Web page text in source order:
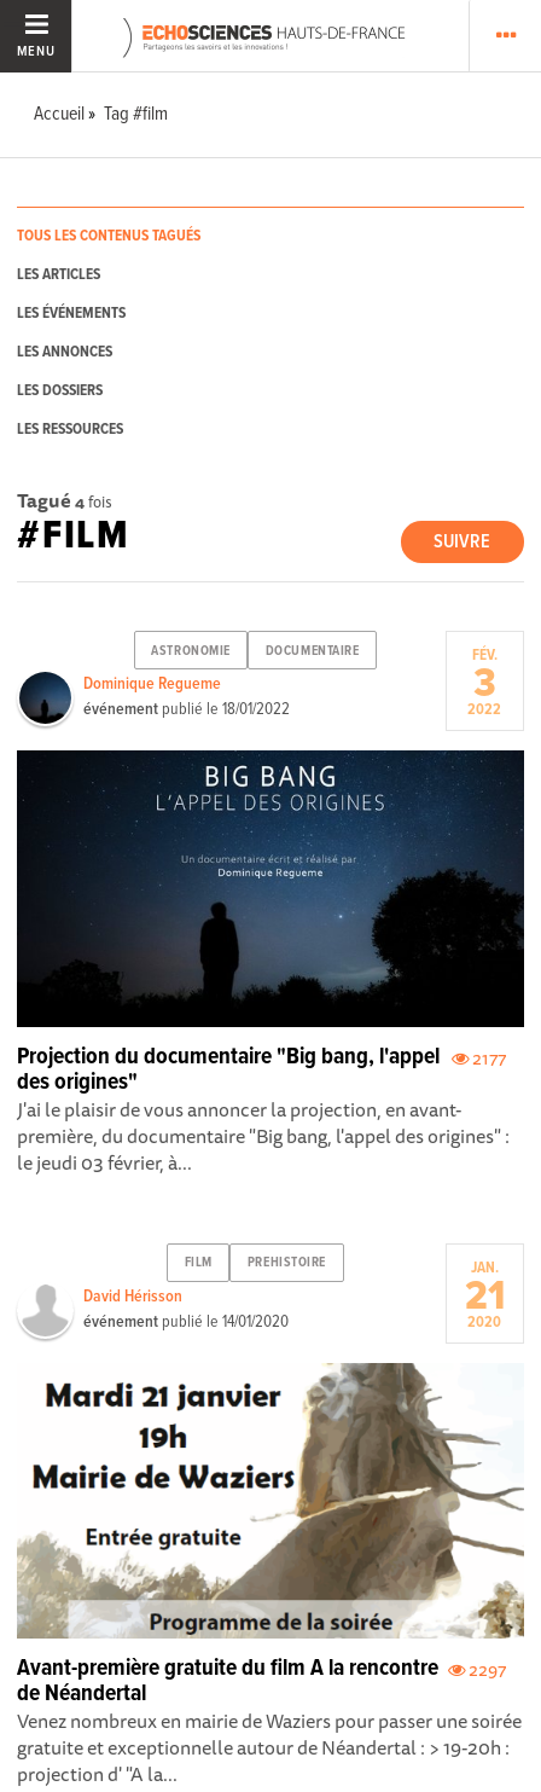
MENU
Accueil Tag #film
TOUS LES CONTENUS TAGUÉS
LES ARTICLES
LES ÉVÉNEMENTS
LES ANNONCES
LES DOSSIERS
LES RESSOURCES
Tagué 4fois
SUIVRE
#FILM
ASTRONOMIE DOCUMENTAIRE
Dominique Regueme
événement publié le18/01/2022
FÉV.
3
2022
2177
Projection du documentaire "Big bang, l'appel
des origines"
J'ai le plaisir de vous annoncer la projection, en avant-
première, du documentaire "Big bang, l'appel des origines" :
le jeudi 03 février, à...
FILM PREHISTOIRE
David Hérisson
événement publié le14/01/2020
JAN.
21
2020
2297
Avant-première gratuite du film A la rencontre
de Néandertal
Venez nombreux en mairie de Waziers pour passer une soirée
gratuite et exceptionnelle autour de Néandertal : > 19-20h :
projection d' "A la...